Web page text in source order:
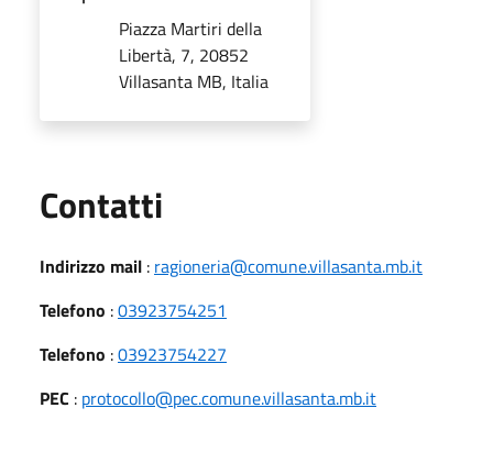
Piazza Martiri della
Libertà, 7, 20852
Villasanta MB, Italia
Contatti
Indirizzo mail : ragioneria@comune.villasanta.mb.it
Telefono :03923754251
Telefono :03923754227
PEC : protocollo@pec.comune.villasanta.mb.it